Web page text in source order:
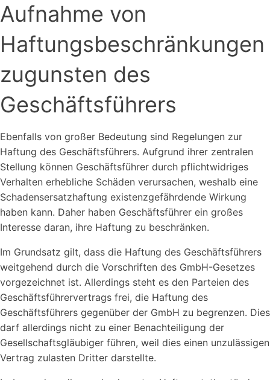
Aufnahme von
Haftungsbeschränkungen
zugunsten des
Geschäftsführers
Ebenfalls von großer Bedeutung sind Regelungen zur
Haftung des Geschäftsführers. Aufgrund ihrer zentralen
Stellung können Geschäftsführer durch pflichtwidriges
Verhalten erhebliche Schäden verursachen, weshalb eine
Schadensersatzhaftung existenzgefährdende Wirkung
haben kann. Daher haben Geschäftsführer ein großes
Interesse daran, ihre Haftung zu beschränken.
Im Grundsatz gilt, dass die Haftung des Geschäftsführers
weitgehend durch die Vorschriften des GmbH-Gesetzes
vorgezeichnet ist. Allerdings steht es den Parteien des
Geschäftsführervertrags frei, die Haftung des
Geschäftsführers gegenüber der GmbH zu begrenzen. Dies
darf allerdings nicht zu einer Benachteiligung der
Gesellschaftsgläubiger führen, weil dies einen unzulässigen
Vertrag zulasten Dritter darstellte.